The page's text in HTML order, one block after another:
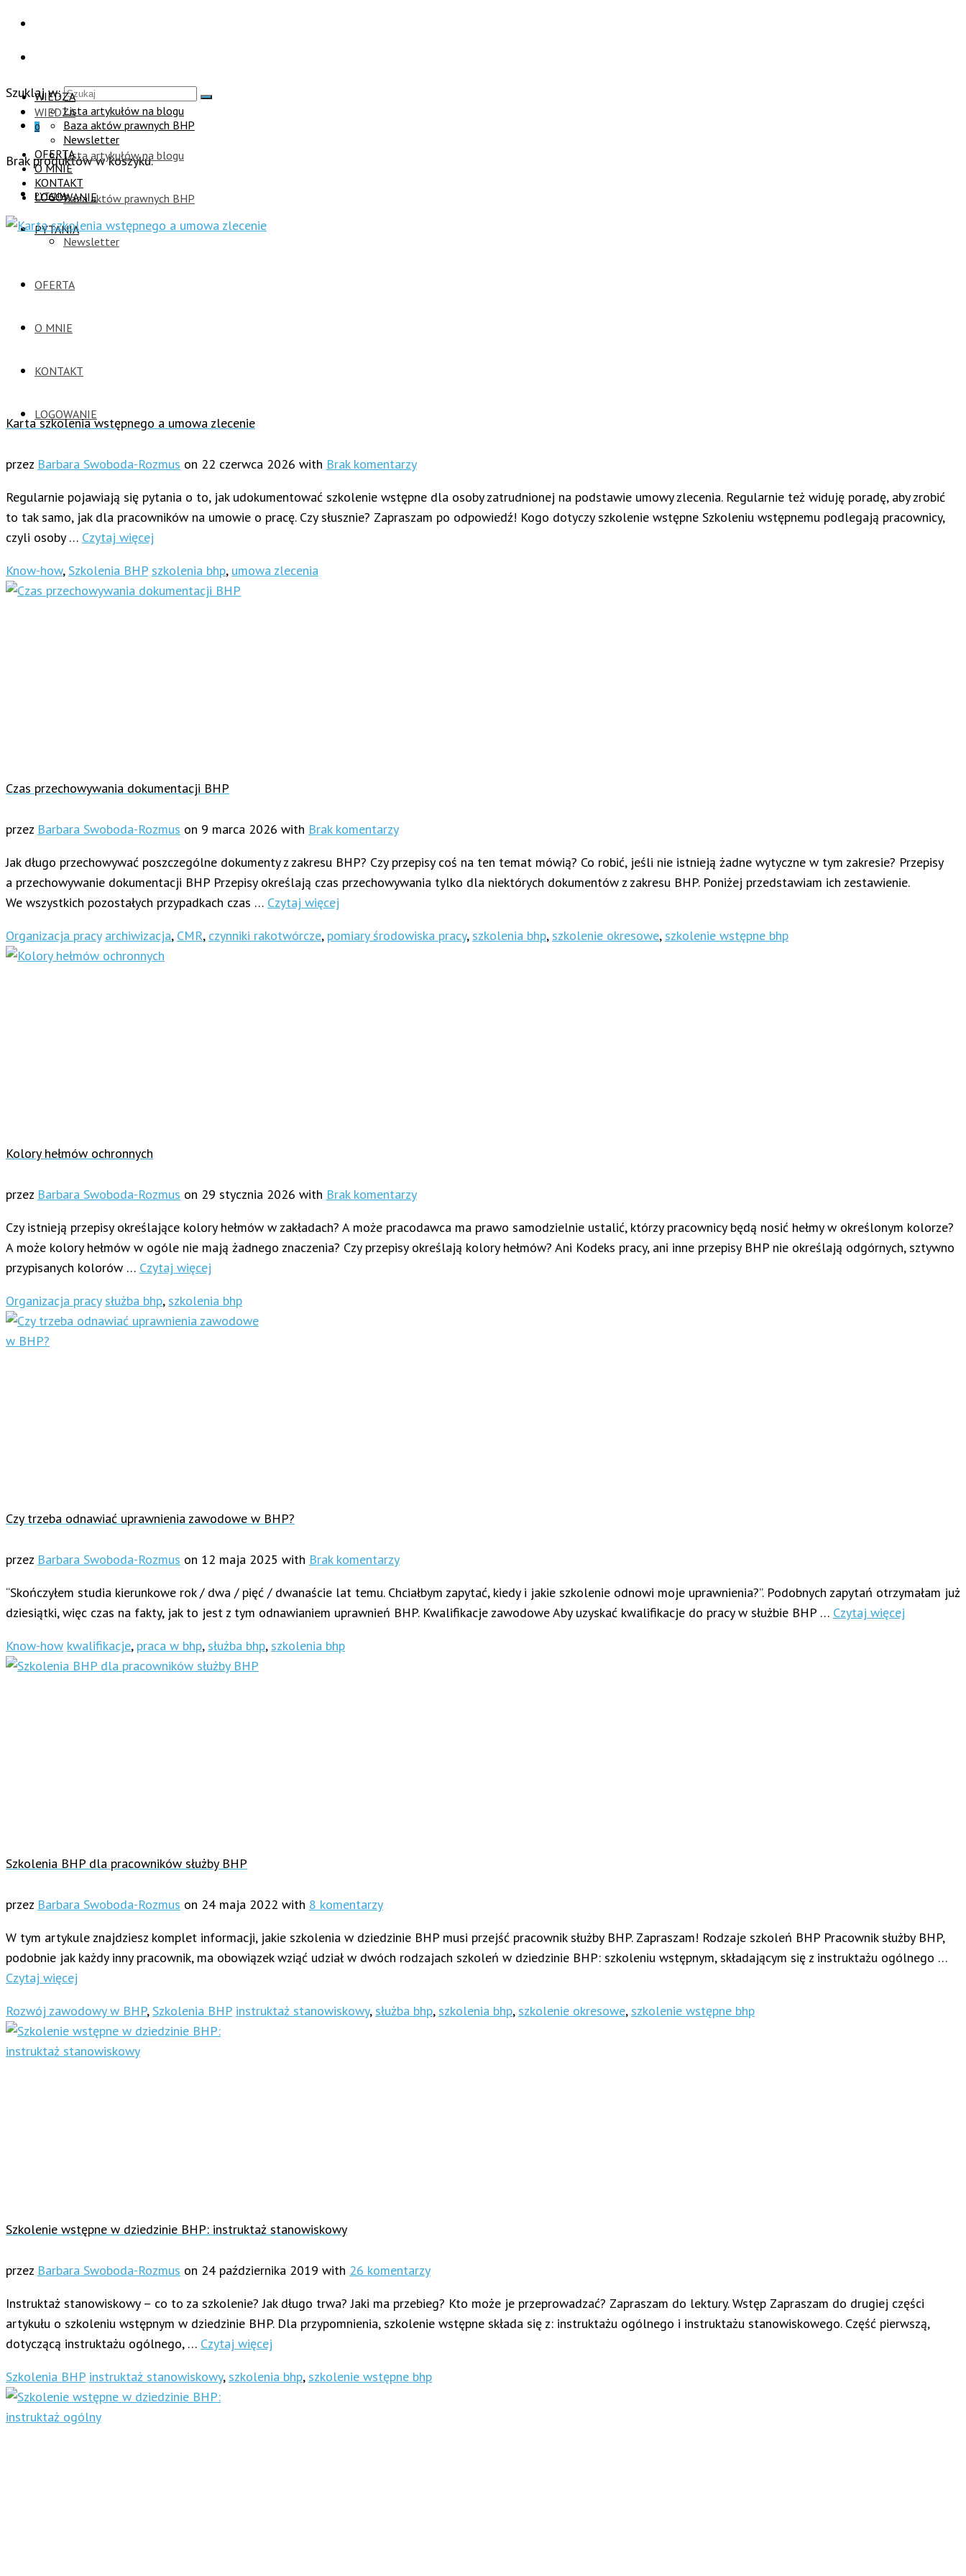
Szuklaj w:
0
Brak produktów w koszyku.
PYTANIA
PYTANIA
WIEDZA
Lista artykułów na blogu
Baza aktów prawnych BHP
Newsletter
OFERTA
O MNIE
KONTAKT
LOGOWANIE
WIEDZA
Lista artykułów na blogu
Baza aktów prawnych BHP
Newsletter
OFERTA
O MNIE
KONTAKT
LOGOWANIE
Karta szkolenia wstępnego a umowa zlecenie
przez Barbara Swoboda-Rozmus on 22 czerwca 2026 with Brak komentarzy
Regularnie pojawiają się pytania o to, jak udokumentować szkolenie wstępne dla osoby zatrudnionej na podstawie umowy zlecenia. Regularnie też widuję poradę, aby zrobić
to tak samo, jak dla pracowników na umowie o pracę. Czy słusznie? Zapraszam po odpowiedź! Kogo dotyczy szkolenie wstępne Szkoleniu wstępnemu podlegają pracownicy,
czyli osoby … Czytaj więcej
Know-how, Szkolenia BHP szkolenia bhp, umowa zlecenia
Czas przechowywania dokumentacji BHP
przez Barbara Swoboda-Rozmus on 9 marca 2026 with Brak komentarzy
Jak długo przechowywać poszczególne dokumenty z zakresu BHP? Czy przepisy coś na ten temat mówią? Co robić, jeśli nie istnieją żadne wytyczne w tym zakresie? Przepisy
a przechowywanie dokumentacji BHP Przepisy określają czas przechowywania tylko dla niektórych dokumentów z zakresu BHP. Poniżej przedstawiam ich zestawienie.
We wszystkich pozostałych przypadkach czas … Czytaj więcej
Organizacja pracy archiwizacja, CMR, czynniki rakotwórcze, pomiary środowiska pracy, szkolenia bhp, szkolenie okresowe, szkolenie wstępne bhp
Kolory hełmów ochronnych
przez Barbara Swoboda-Rozmus on 29 stycznia 2026 with Brak komentarzy
Czy istnieją przepisy określające kolory hełmów w zakładach? A może pracodawca ma prawo samodzielnie ustalić, którzy pracownicy będą nosić hełmy w określonym kolorze?
A może kolory hełmów w ogóle nie mają żadnego znaczenia? Czy przepisy określają kolory hełmów? Ani Kodeks pracy, ani inne przepisy BHP nie określają odgórnych, sztywno
przypisanych kolorów … Czytaj więcej
Organizacja pracy służba bhp, szkolenia bhp
Czy trzeba odnawiać uprawnienia zawodowe w BHP?
przez Barbara Swoboda-Rozmus on 12 maja 2025 with Brak komentarzy
“Skończyłem studia kierunkowe rok / dwa / pięć / dwanaście lat temu. Chciałbym zapytać, kiedy i jakie szkolenie odnowi moje uprawnienia?”. Podobnych zapytań otrzymałam już
dziesiątki, więc czas na fakty, jak to jest z tym odnawianiem uprawnień BHP. Kwalifikacje zawodowe Aby uzyskać kwalifikacje do pracy w służbie BHP … Czytaj więcej
Know-how kwalifikacje, praca w bhp, służba bhp, szkolenia bhp
Szkolenia BHP dla pracowników służby BHP
przez Barbara Swoboda-Rozmus on 24 maja 2022 with 8 komentarzy
W tym artykule znajdziesz komplet informacji, jakie szkolenia w dziedzinie BHP musi przejść pracownik służby BHP. Zapraszam! Rodzaje szkoleń BHP Pracownik służby BHP,
podobnie jak każdy inny pracownik, ma obowiązek wziąć udział w dwóch rodzajach szkoleń w dziedzinie BHP: szkoleniu wstępnym, składającym się z instruktażu ogólnego …
Czytaj więcej
Rozwój zawodowy w BHP, Szkolenia BHP instruktaż stanowiskowy, służba bhp, szkolenia bhp, szkolenie okresowe, szkolenie wstępne bhp
Szkolenie wstępne w dziedzinie BHP: instruktaż stanowiskowy
przez Barbara Swoboda-Rozmus on 24 października 2019 with 26 komentarzy
Instruktaż stanowiskowy – co to za szkolenie? Jak długo trwa? Jaki ma przebieg? Kto może je przeprowadzać? Zapraszam do lektury. Wstęp Zapraszam do drugiej części
artykułu o szkoleniu wstępnym w dziedzinie BHP. Dla przypomnienia, szkolenie wstępne składa się z: instruktażu ogólnego i instruktażu stanowiskowego. Część pierwszą,
dotyczącą instruktażu ogólnego, … Czytaj więcej
Szkolenia BHP instruktaż stanowiskowy, szkolenia bhp, szkolenie wstępne bhp